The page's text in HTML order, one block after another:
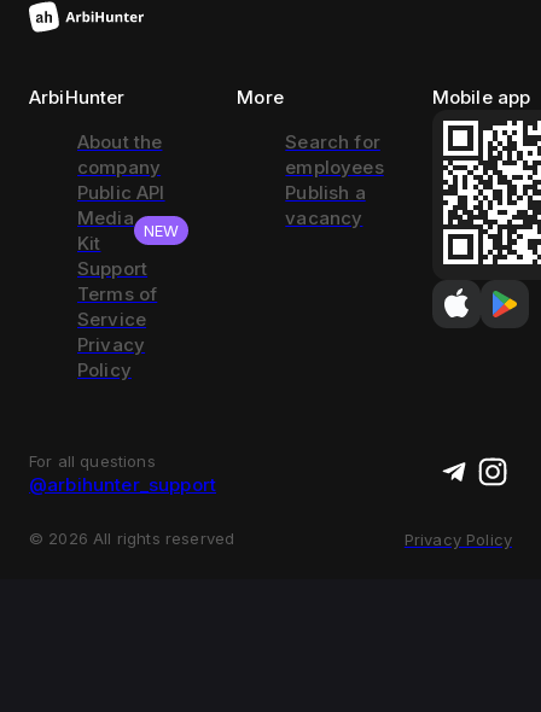
ArbiHunter
About the
company
Public API
Media
Kit
NEW
Support
Terms of
Service
Privacy
Policy
More
Search for
employees
Publish a
vacancy
Mobile app
For all questions
@arbihunter_support
© 2026 All rights reserved Privacy Policy